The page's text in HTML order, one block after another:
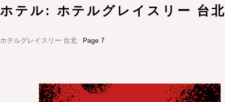
ホテル: ホテルグレイスリー 台北
ホテルグレイスリー 台北 Page 7